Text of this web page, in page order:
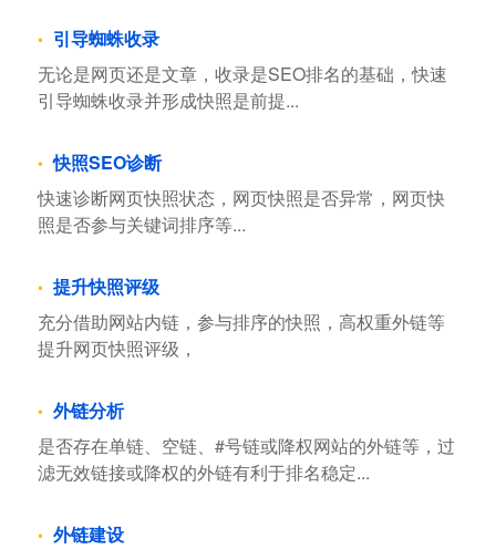
引导蜘蛛收录
无论是网页还是文章，收录是SEO排名的基础，快速
引导蜘蛛收录并形成快照是前提...
快照SEO诊断
快速诊断网页快照状态，网页快照是否异常，网页快
照是否参与关键词排序等...
提升快照评级
充分借助网站内链，参与排序的快照，高权重外链等
提升网页快照评级，
外链分析
是否存在单链、空链、#号链或降权网站的外链等，过
滤无效链接或降权的外链有利于排名稳定...
外链建设